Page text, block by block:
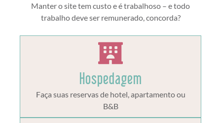
Manter o site tem custo e é trabalhoso – e todo
trabalho deve ser remunerado, concorda?
Hospedagem
Faça suas reservas de hotel, apartamento ou
B&B